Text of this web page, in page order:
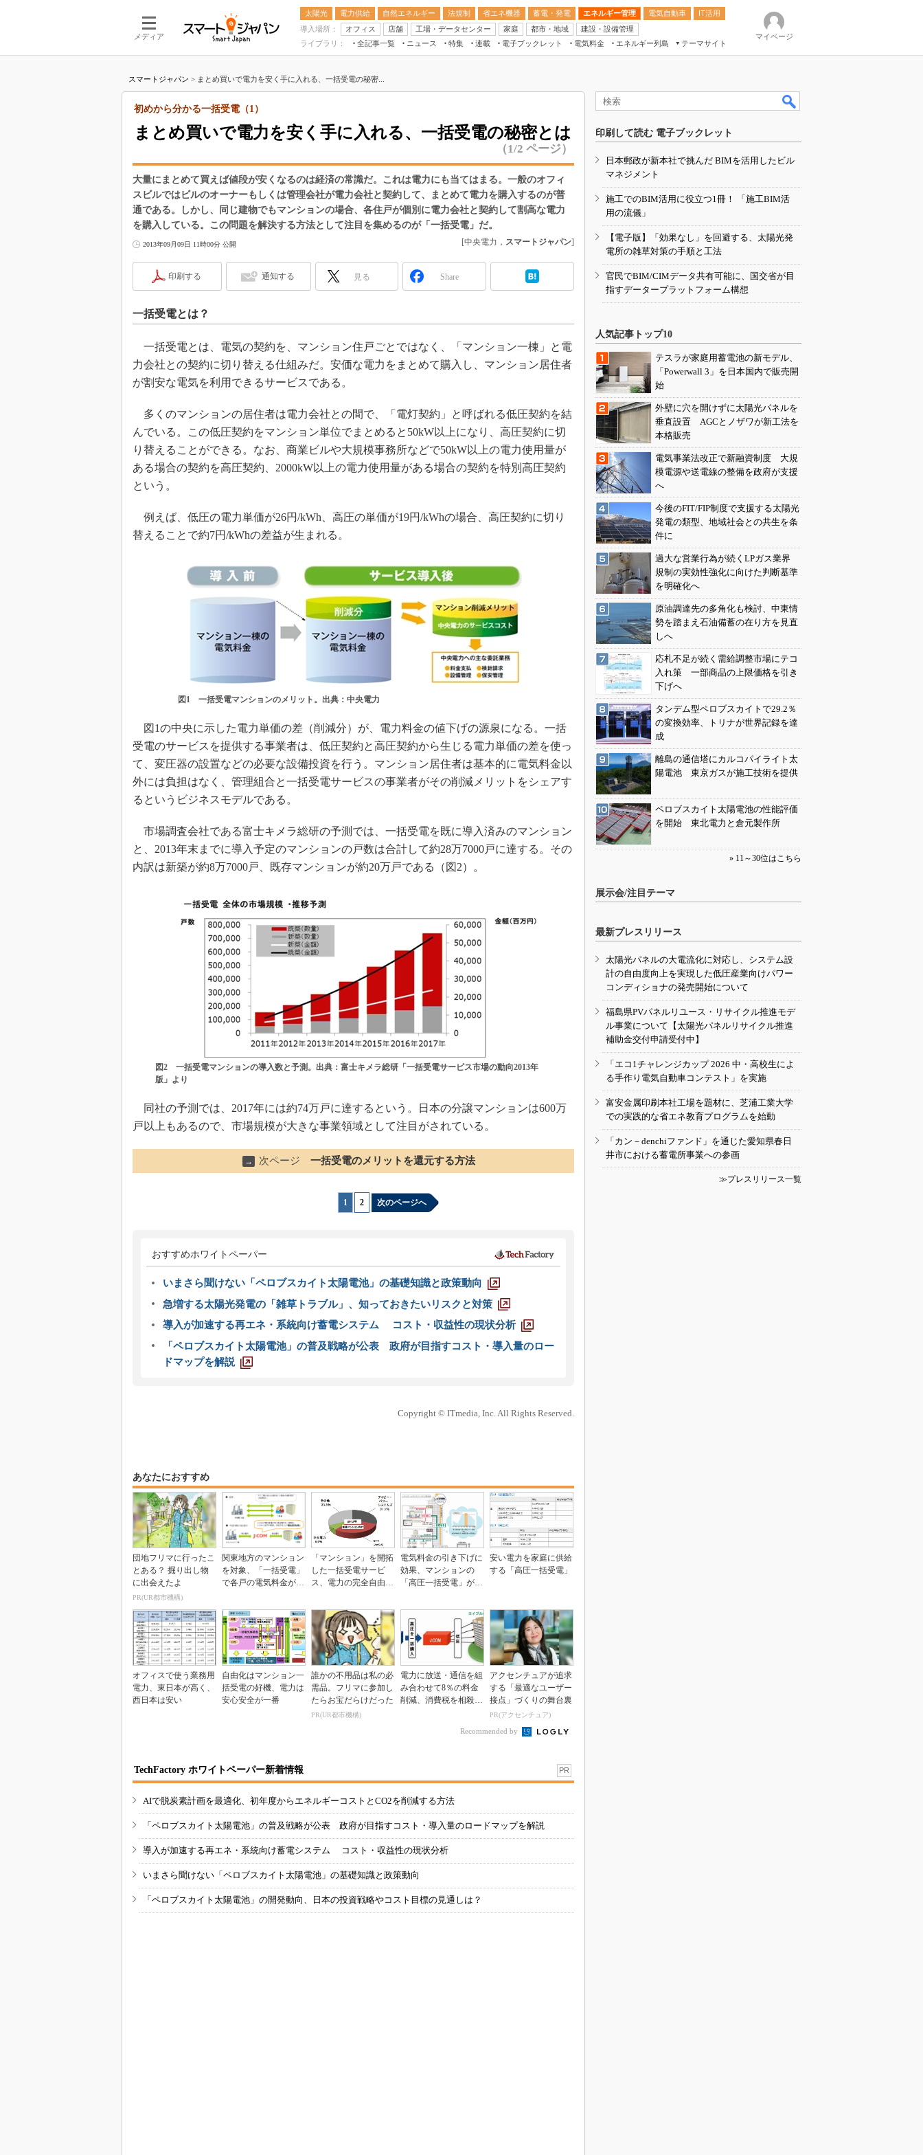
メディア
太陽光 電力供給 自然エネルギー 法規制 省エネ機器 蓄電・発電 エネルギー管理 電気自動車
IT活用
導入場所：
オフィス 店舗 工場・データセンター 家庭 都市・地域
建設・設備管理
ライブラリ：
全記事一覧 ニュース 特集 連載 電子ブックレット 電気料金 エネルギー列島
テーマサイト
電気料金ガイドブック
空調特集
BEMS
キーワード解説
マイページ
スマートジャパン > まとめ買いで電力を安く手に入れる、一括受電の秘密...
まとめ買いで電力を安く手に入れる、一括受電の秘密とは
初めから分かる一括受電（1）
（1/2 ページ）
大量にまとめて買えば値段が安くなるのは経済の常識だ。これは電力にも当てはまる。一般のオフィ
スビルではビルのオーナーもしくは管理会社が電力会社と契約して、まとめて電力を購入するのが普
通である。しかし、同じ建物でもマンションの場合、各住戸が個別に電力会社と契約して割高な電力
を購入している。この問題を解決する方法として注目を集めるのが「一括受電」だ。
2013年09月09日 11時00分 公開 [中央電力， スマートジャパン]
印刷する 通知する 見る Share
一括受電とは？
一括受電とは、電気の契約を、マンション住戸ごとではなく、「マンション一棟」と電
力会社との契約に切り替える仕組みだ。安価な電力をまとめて購入し、マンション居住者
が割安な電気を利用できるサービスである。
多くのマンションの居住者は電力会社との間で、「電灯契約」と呼ばれる低圧契約を結
んでいる。この低圧契約をマンション単位でまとめると50kW以上になり、高圧契約に切
り替えることができる。なお、商業ビルや大規模事務所などで50kW以上の電力使用量が
ある場合の契約を高圧契約、2000kW以上の電力使用量がある場合の契約を特別高圧契約
という。
例えば、低圧の電力単価が26円/kWh、高圧の単価が19円/kWhの場合、高圧契約に切り
替えることで約7円/kWhの差益が生まれる。
図1 一括受電マンションのメリット。出典：中央電力
図1の中央に示した電力単価の差（削減分）が、電力料金の値下げの源泉になる。一括
受電のサービスを提供する事業者は、低圧契約と高圧契約から生じる電力単価の差を使っ
て、変圧器の設置などの必要な設備投資を行う。マンション居住者は基本的に電気料金以
外には負担はなく、管理組合と一括受電サービスの事業者がその削減メリットをシェアす
るというビジネスモデルである。
市場調査会社である富士キメラ総研の予測では、一括受電を既に導入済みのマンション
と、2013年末までに導入予定のマンションの戸数は合計して約28万7000戸に達する。その
内訳は新築が約8万7000戸、既存マンションが約20万戸である（図2）。
図2 一括受電マンションの導入数と予測。出典：富士キメラ総研「一括受電サービス市場の動向2013年
版」より
同社の予測では、2017年には約74万戸に達するという。日本の分譲マンションは600万
戸以上もあるので、市場規模が大きな事業領域として注目がされている。
→ 次ページ 一括受電のメリットを還元する方法
1 2 次のページへ
おすすめホワイトペーパー
いまさら聞けない「ペロブスカイト太陽電池」の基礎知識と政策動向
急増する太陽光発電の「雑草トラブル」、知っておきたいリスクと対策
導入が加速する再エネ・系統向け蓄電システム コスト・収益性の現状分析
「ペロブスカイト太陽電池」の普及戦略が公表 政府が目指すコスト・導入量のロー
ドマップを解説
Copyright © ITmedia, Inc. All Rights Reserved.
あなたにおすすめ
団地フリマに行ったこ
とある？ 掘り出し物
に出会えたよ
PR(UR都市機構)
関東地方のマンション
を対象、「一括受電」
で各戸の電気料金が安
「マンション」を開拓
した一括受電サービ
ス、電力の完全自由化
電気料金の引き下げに
効果、マンションの
「高圧一括受電」が前
安い電力を家庭に供給
する「高圧一括受電」
オフィスで使う業務用
電力、東日本が高く、
西日本は安い
自由化はマンション一
括受電の好機、電力は
安心安全が一番
誰かの不用品は私の必
需品。フリマに参加し
たらお宝だらけだった
PR(UR都市機構)
電力に放送・通信を組
み合わせて8％の料金
削減、消費税を相殺で
アクセンチュアが追求
する「最適なユーザー
接点」づくりの舞台裏
PR(アクセンチュア)
Recommended by
TechFactory ホワイトペーパー新着情報 PR
AIで脱炭素計画を最適化、初年度からエネルギーコストとCO2を削減する方法
「ペロブスカイト太陽電池」の普及戦略が公表 政府が目指すコスト・導入量のロードマップを解説
導入が加速する再エネ・系統向け蓄電システム コスト・収益性の現状分析
いまさら聞けない「ペロブスカイト太陽電池」の基礎知識と政策動向
「ペロブスカイト太陽電池」の開発動向、日本の投資戦略やコスト目標の見通しは？
印刷して読む 電子ブックレット
日本郵政が新本社で挑んだ BIMを活用したビル
マネジメント
施工でのBIM活用に役立つ1冊！ 「施工BIM活
用の流儀」
【電子版】「効果なし」を回避する、太陽光発
電所の雑草対策の手順と工法
官民でBIM/CIMデータ共有可能に、国交省が目
指すデータープラットフォーム構想
人気記事トップ10
テスラが家庭用蓄電池の新モデル、
「Powerwall 3」を日本国内で販売開
始
外壁に穴を開けずに太陽光パネルを
垂直設置 AGCとノザワが新工法を
本格販売
電気事業法改正で新融資制度 大規
模電源や送電線の整備を政府が支援
へ
今後のFIT/FIP制度で支援する太陽光
発電の類型、地域社会との共生を条
件に
過大な営業行為が続くLPガス業界
規制の実効性強化に向けた判断基準
を明確化へ
原油調達先の多角化も検討、中東情
勢を踏まえ石油備蓄の在り方を見直
しへ
応札不足が続く需給調整市場にテコ
入れ策 一部商品の上限価格を引き
下げへ
タンデム型ペロブスカイトで29.2％
の変換効率、トリナが世界記録を達
成
離島の通信塔にカルコパイライト太
陽電池 東京ガスが施工技術を提供
ペロブスカイト太陽電池の性能評価
を開始 東北電力と倉元製作所
» 11～30位はこちら
展示会/注目テーマ
最新プレスリリース
太陽光パネルの大電流化に対応し、システム設
計の自由度向上を実現した低圧産業向けパワー
コンディショナの発売開始について
福島県PVパネルリユース・リサイクル推進モデ
ル事業について【太陽光パネルリサイクル推進
補助金交付申請受付中】
「エコ1チャレンジカップ 2026 中・高校生によ
る手作り電気自動車コンテスト」を実施
富安金属印刷本社工場を題材に、芝浦工業大学
での実践的な省エネ教育プログラムを始動
「カン－denchiファンド」を通じた愛知県春日
井市における蓄電所事業への参画
≫プレスリリース一覧